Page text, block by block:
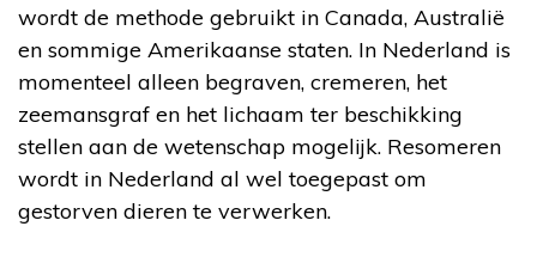
wordt de methode gebruikt in Canada, Australië
en sommige Amerikaanse staten. In Nederland is
momenteel alleen begraven, cremeren, het
zeemansgraf en het lichaam ter beschikking
stellen aan de wetenschap mogelijk. Resomeren
wordt in Nederland al wel toegepast om
gestorven dieren te verwerken.